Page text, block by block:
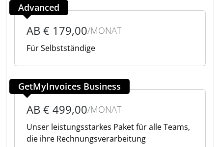
Advanced
AB € 179,00/MONAT
Für Selbstständige
GetMyInvoices Business
AB € 499,00/MONAT
Unser leistungsstarkes Paket für alle Teams,
die ihre Rechnungsverarbeitung